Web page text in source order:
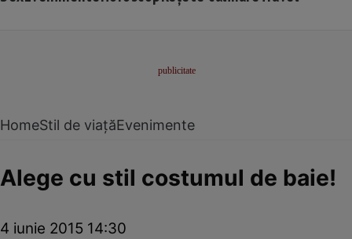
HomeStil de viațăEvenimente
Alege cu stil costumul de baie!
4 iunie 2015 14:30